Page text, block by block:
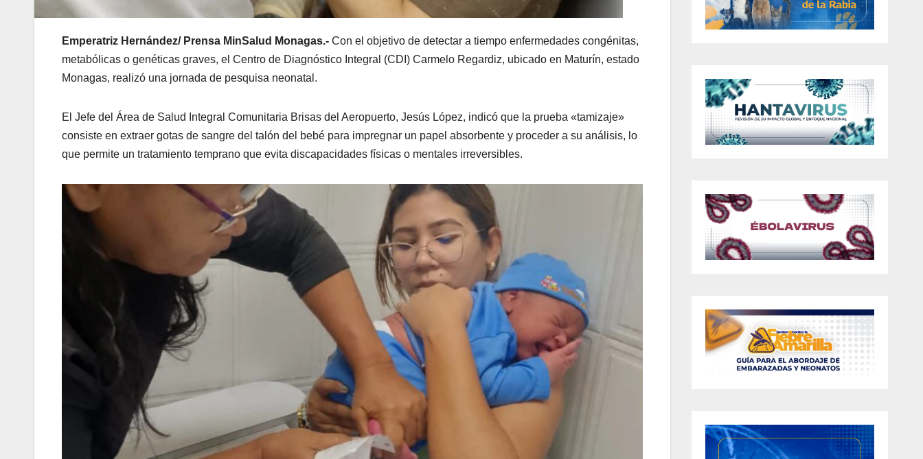
Emperatriz Hernández/ Prensa MinSalud Monagas.- Con el objetivo de detectar a tiempo enfermedades congénitas,
metabólicas o genéticas graves, el Centro de Diagnóstico Integral (CDI) Carmelo Regardiz, ubicado en Maturín, estado
Monagas, realizó una jornada de pesquisa neonatal.
El Jefe del Área de Salud Integral Comunitaria Brisas del Aeropuerto, Jesús López, indicó que la prueba «tamizaje»
consiste en extraer gotas de sangre del talón del bebé para impregnar un papel absorbente y proceder a su análisis, lo
que permite un tratamiento temprano que evita discapacidades físicas o mentales irreversibles.